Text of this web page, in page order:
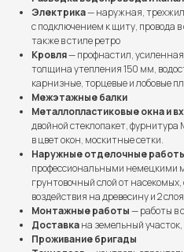
Электрика— наружная,
с подключением к щиту, провода
также в стиле ретро
Кровля— профнастил,
толщина утепления 150 мм,
карнизные, торцевые и лобовые
Межэтажные балки
Металлопластиковые окна и
двойной стеклопакет,
в цвет окон, москитные сетки.
Наружные отделочные
профессиональными немецкими
грунтовочный слой от
воздействия на древесину и 2
Монтажные работы— работы в
Доставкана земельный участок,
Проживание бригады
Более 100 семей уже
построили дом
вместе с нами
Выполненные проекты